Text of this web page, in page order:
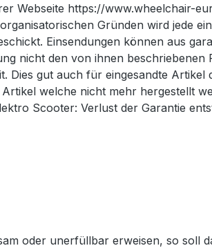
Webseite https://www.wheelchair-
Gründen wird jede
Einsendungen können aus
nicht den von ihnen beschriebenen
gut auch für eingesandte Artikel
welche nicht mehr hergestellt
Scooter: Verlust der Garantie
oder unerfüllbar erweisen, so soll